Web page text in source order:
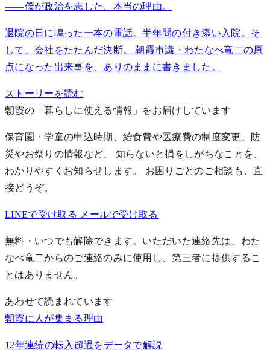
——僕が政治を志した、本当の理由。
退院の日に鳴った一本の電話。半年間の付き添い入院。そ
して、会社をたたんだ決断。 朝霞市議・わたなべ竜二の原
点になった出来事を、ありのままに書きました。
ストーリーを読む
朝霞の「暮らしに使える情報」をお届けしています
保育園・学童の申込時期、給食費や医療費の制度変更、防
災やお祭りの情報など、 知らないと損をしがちなことを、
わかりやすくお知らせします。 お困りごとのご相談も、直
接どうぞ。
LINEで受け取る メールで受け取る
無料・いつでも解除できます。いただいた連絡先は、わた
なべ竜二からのご連絡のみに使用し、第三者に提供するこ
とはありません。
あわせて読まれています
朝霞に人が集まる理由
12年連続の転入超過をデータで解説